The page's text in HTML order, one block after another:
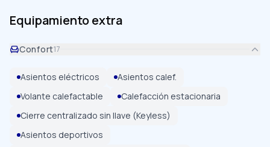
Equipamiento extra
Confort17
Asientos eléctricos
Asientos calef.
Volante calefactable
Calefacción estacionaria
Cierre centralizado sin llave (Keyless)
Asientos deportivos